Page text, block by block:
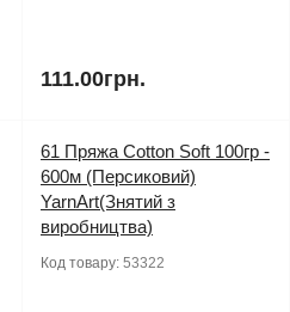
111.00грн.
61 Пряжа Cotton Soft 100гр -
600м (Персиковий)
YarnArt(Знятий з
виробництва)
Код товару: 53322